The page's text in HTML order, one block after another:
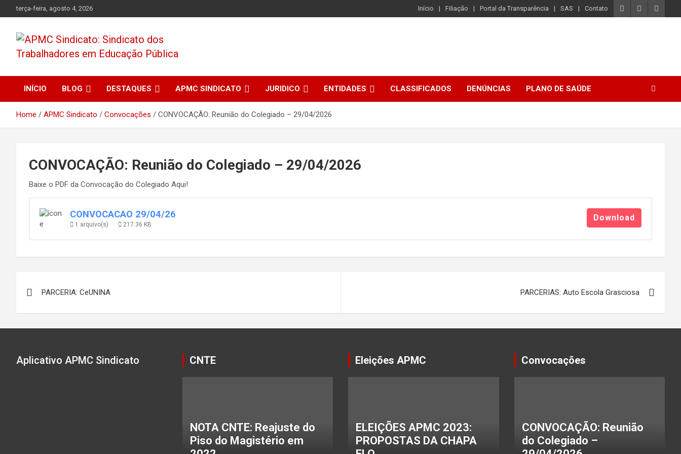
to
terça-feira, agosto 4, 2026 Início Filiação Portal da Transparência SAS Contato
APMC Sindicato:
Sindicato dos
Trabalhadores em
Educação Pública
município de Colombo, Estado do Paraná. Nenhum Direito a
Menos!
INÍCIO BLOG DESTAQUES APMC SINDICATO JURIDICO ENTIDADES CLASSIFICADOS DENÚNCIAS PLANO DE SAÚDE
Home APMC Sindicato Convocações CONVOCAÇÃO: Reunião do Colegiado – 29/04/2026
CONVOCAÇÃO: Reunião do Colegiado – 29/04/2026
Baixe o PDF da Convocação do Colegiado Aqui!
CONVOCACAO 29/04/26
1 arquivo(s) 217.36 KB
Download
de
Post
PARCERIA: CeUNINA PARCERIAS: Auto Escola Grasciosa
Aplicativo APMC Sindicato CNTE
NOTA CNTE: Reajuste do
Piso do Magistério em
Eleições APMC
ELEIÇÕES APMC 2023:
PROPOSTAS DA CHAPA
Convocações
CONVOCAÇÃO: Reunião
do Colegiado –